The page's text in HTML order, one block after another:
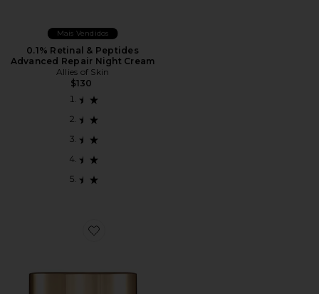
Mais Vendidos
0.1% Retinal & Peptides
Advanced Repair Night Cream
Allies of Skin
$130
Favorite CREME FIRMADOR SEA MOSS + STEM